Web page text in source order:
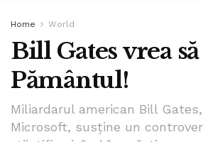
Home World
Bill Gates vrea
Pământul!
Miliardarul american Bill
Microsoft, susține un